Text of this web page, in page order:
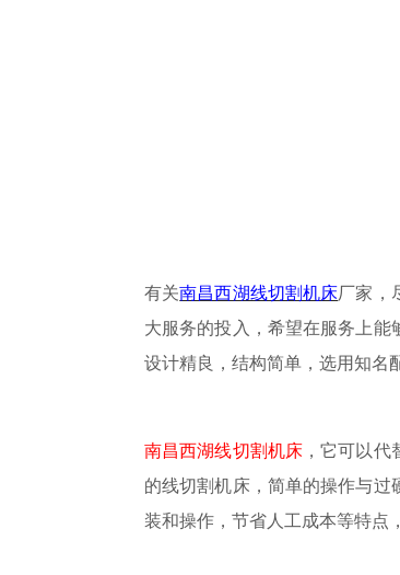
有关南昌西湖线切割机床厂家，
大服务的投入，希望在服务上
设计精良，结构简单，选用知名
南昌西湖线切割机床 ，它可以
的线切割机床，简单的操作与过
装和操作，节省人工成本等特点